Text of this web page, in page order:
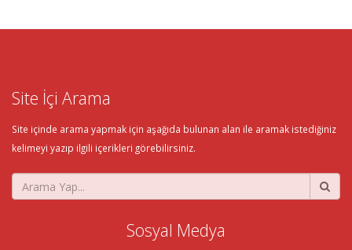
Site İçi Arama
Site içinde arama yapmak için aşağıda bulunan alan ile aramak istediğiniz
kelimeyi yazıp ilgili içerikleri görebilirsiniz.
Sosyal Medya